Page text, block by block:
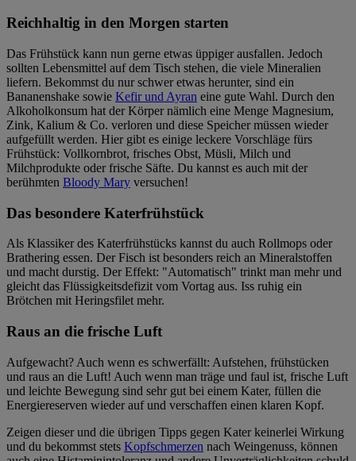
Reichhaltig in den Morgen starten
Das Frühstück kann nun gerne etwas üppiger ausfallen. Jedoch
sollten Lebensmittel auf dem Tisch stehen, die viele Mineralien
liefern. Bekommst du nur schwer etwas herunter, sind ein
Bananenshake sowie Kefir und Ayran eine gute Wahl. Durch den
Alkoholkonsum hat der Körper nämlich eine Menge Magnesium,
Zink, Kalium & Co. verloren und diese Speicher müssen wieder
aufgefüllt werden. Hier gibt es einige leckere Vorschläge fürs
Frühstück: Vollkornbrot, frisches Obst, Müsli, Milch und
Milchprodukte oder frische Säfte. Du kannst es auch mit der
berühmten Bloody Mary versuchen!
Das besondere Katerfrühstück
Als Klassiker des Katerfrühstücks kannst du auch Rollmops oder
Brathering essen. Der Fisch ist besonders reich an Mineralstoffen
und macht durstig. Der Effekt: "Automatisch" trinkt man mehr und
gleicht das Flüssigkeitsdefizit vom Vortag aus. Iss ruhig ein
Brötchen mit Heringsfilet mehr.
Raus an die frische Luft
Aufgewacht? Auch wenn es schwerfällt: Aufstehen, frühstücken
und raus an die Luft! Auch wenn man träge und faul ist, frische Luft
und leichte Bewegung sind sehr gut bei einem Kater, füllen die
Energiereserven wieder auf und verschaffen einen klaren Kopf.
Zeigen dieser und die übrigen Tipps gegen Kater keinerlei Wirkung
und du bekommst stets Kopfschmerzen nach Weingenuss, können